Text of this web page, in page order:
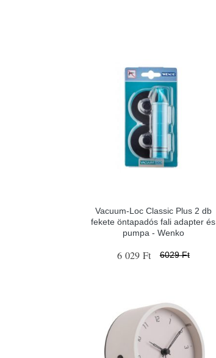
Vacuum-Loc Classic Plus 2 db
fekete öntapadós fali adapter és
pumpa - Wenko
6 029 Ft 6029 Ft